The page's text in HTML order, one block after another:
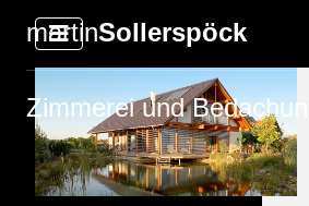
martinSollerspöck
Zimmerei und Bedachung